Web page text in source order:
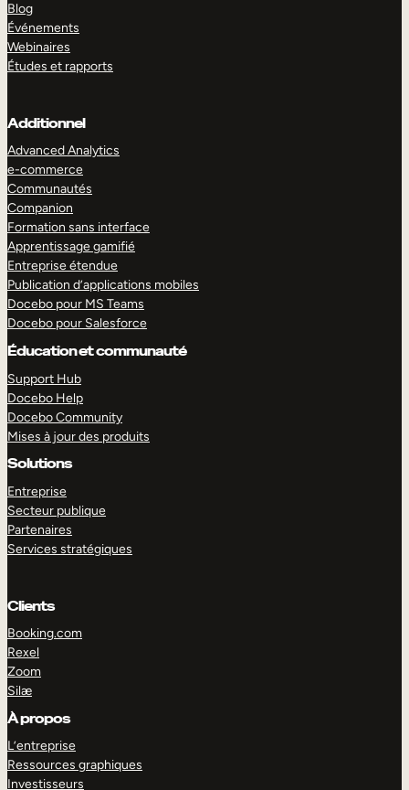
Blog
Événements
Webinaires
Études et rapports
Additionnel
Advanced Analytics
e-commerce
Communautés
Companion
Formation sans interface
Apprentissage gamifié
Entreprise étendue
Publication d’applications mobiles
Docebo pour MS Teams
Docebo pour Salesforce
Éducation et communauté
Support Hub
Docebo Help
Docebo Community
Mises à jour des produits
Solutions
Entreprise
Secteur publique
Partenaires
Services stratégiques
Clients
Booking.com
Rexel
Zoom
Silæ
À propos
L’entreprise
Ressources graphiques
Investisseurs